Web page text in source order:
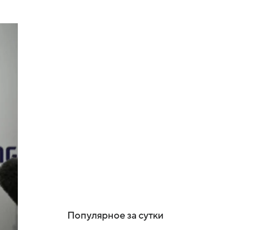
Популярное за сутки